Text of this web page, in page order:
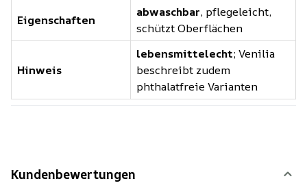
Eigenschaften
abwaschbar, pflegeleicht,
schützt Oberflächen
Hinweis
lebensmittelecht; Venilia
beschreibt zudem
phthalatfreie Varianten
Kundenbewertungen